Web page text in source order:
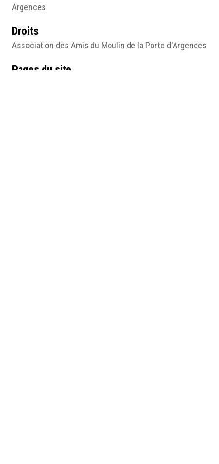
Argences
Droits
Association des Amis du Moulin de la Porte d'Argences
Pages du site